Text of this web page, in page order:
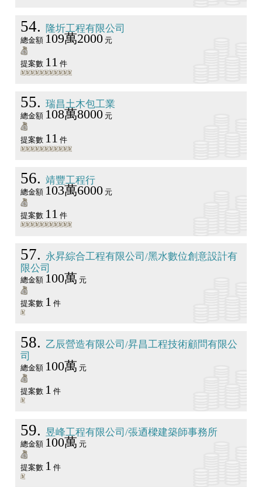
54 隆圻工程有限公司
總金額 109萬2000元
提案數 11 件
55 瑞昌土木包工業
總金額 108萬8000元
提案數 11 件
56 靖豐工程行
總金額 103萬6000元
提案數 11 件
57
永昇綜合工程有限公司/黑水數位創意設計有
限公司
總金額 100萬 元
提案數 1 件
58
乙辰營造有限公司/昇昌工程技術顧問有限公
司
總金額 100萬 元
提案數 1 件
59 昱峰工程有限公司/張迺樑建築師事務所
總金額 100萬 元
提案數 1 件